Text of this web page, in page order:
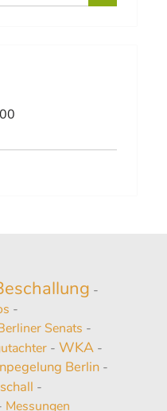
-
-
Senats -
- WKA-
Berlin-
-
Messungen